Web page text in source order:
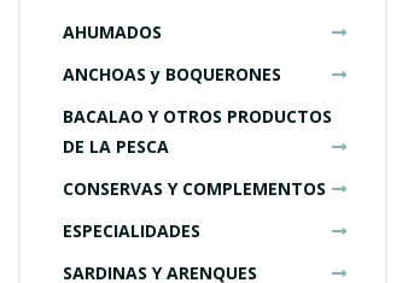
AHUMADOS
ANCHOAS y BOQUERONES
BACALAO Y OTROS PRODUCTOS
DE LA PESCA
CONSERVAS Y COMPLEMENTOS
ESPECIALIDADES
SARDINAS Y ARENQUES